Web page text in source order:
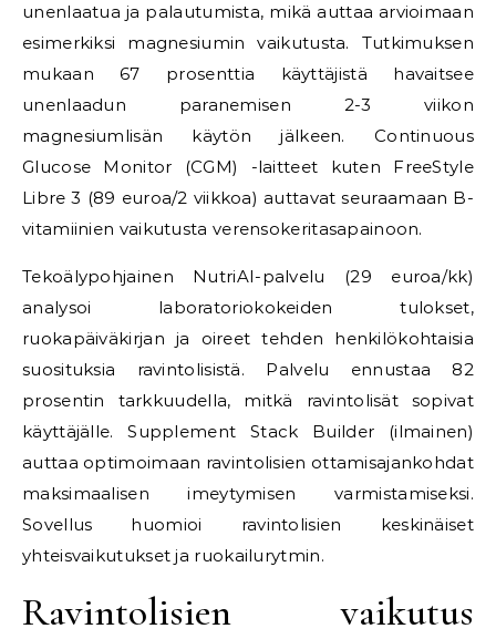
unenlaatua ja palautumista, mikä auttaa arvioimaan
esimerkiksi magnesiumin vaikutusta. Tutkimuksen
mukaan 67 prosenttia käyttäjistä havaitsee
unenlaadun paranemisen 2-3 viikon
magnesiumlisän käytön jälkeen. Continuous
Glucose Monitor (CGM) -laitteet kuten FreeStyle
Libre 3 (89 euroa/2 viikkoa) auttavat seuraamaan B-
vitamiinien vaikutusta verensokeritasapainoon.
Tekoälypohjainen NutriAI-palvelu (29 euroa/kk)
analysoi laboratoriokokeiden tulokset,
ruokapäiväkirjan ja oireet tehden henkilökohtaisia
suosituksia ravintolisistä. Palvelu ennustaa 82
prosentin tarkkuudella, mitkä ravintolisät sopivat
käyttäjälle. Supplement Stack Builder (ilmainen)
auttaa optimoimaan ravintolisien ottamisajankohdat
maksimaalisen imeytymisen varmistamiseksi.
Sovellus huomioi ravintolisien keskinäiset
yhteisvaikutukset ja ruokailurytmin.
Ravintolisien vaikutus